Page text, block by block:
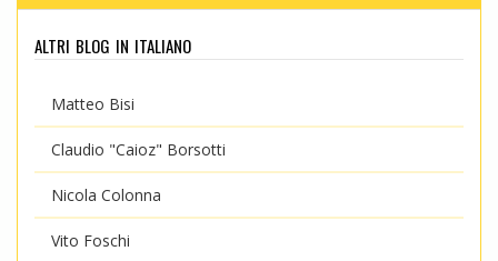
altri blog in italiano
Matteo Bisi
Claudio "Caioz" Borsotti
Nicola Colonna
Vito Foschi